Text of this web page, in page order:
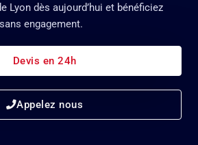
Lyon dès aujourd’hui et bénéficiez
engagement.
Devis en 24h
Appelez nous